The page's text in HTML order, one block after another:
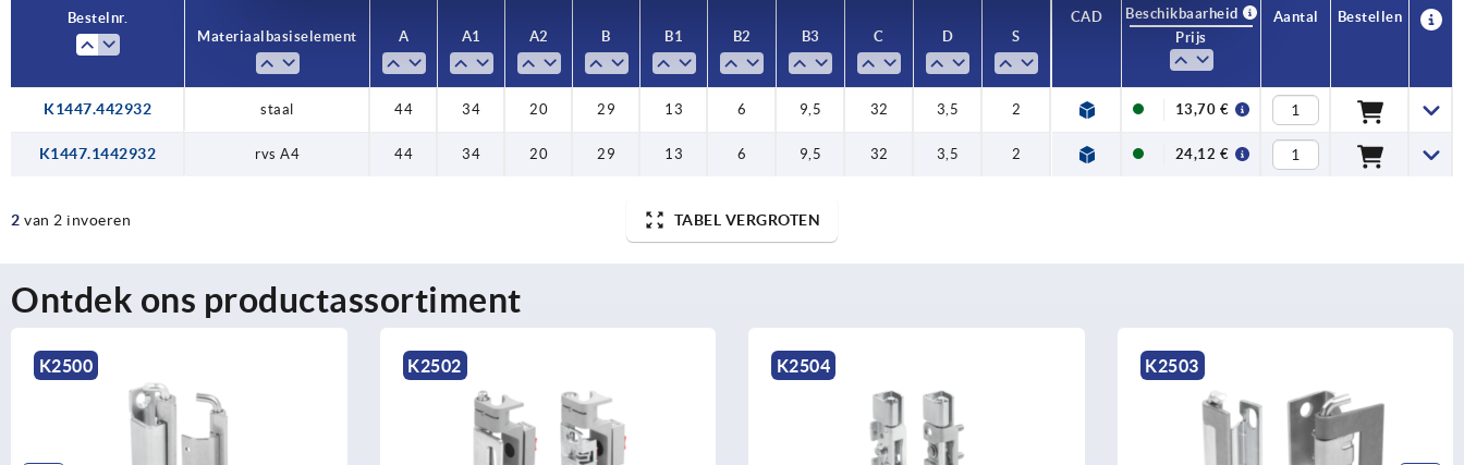
Bestelnr.
Materiaal basiselement
A A1 A2 B B1 B2 B3 C D S
CAD
Beschikbaarheid
Prijs
Aantal Bestellen
K1447.442932 staal 44 34 20 29 13 6 9,5 32 3,5 2 13,70 €
K1447.1442932 rvs A4 44 34 20 29 13 6 9,5 32 3,5 2 24,12 €
2 van 2 invoeren TABEL VERGROTEN
Ontdek ons productassortiment
K2500 K2502 K2504 K2503